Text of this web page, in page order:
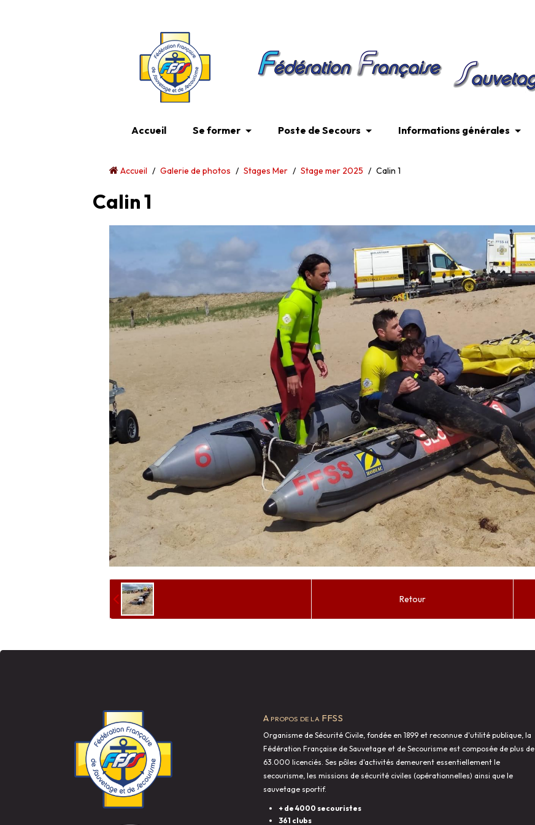
Accueil Se former Poste de Secours Informations générales
Accueil / Galerie de photos / Stages Mer / Stage mer 2025 / Calin 1
Calin 1
Retour
A propos de la FFSS
Organisme de Sécurité Civile, fondée en 1899 et reconnue d'utilité publique, la
Fédération Française de Sauvetage et de Secourisme est composée de plus de
63.000 licenciés. Ses pôles d'activités demeurent essentiellement le
secourisme, les missions de sécurité civiles (opérationnelles) ainsi que le
sauvetage sportif.
+ de 4000 secouristes
361 clubs